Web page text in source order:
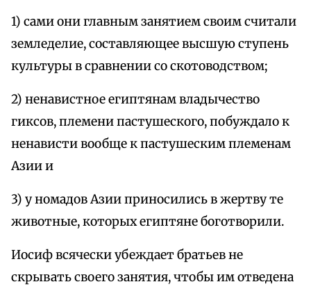
1) сами они главным занятием своим считали
земледелие, составляющее высшую ступень
культуры в сравнении со скотоводством;
2) ненавистное египтянам владычество
гиксов, племени пастушеского, побуждало к
ненависти вообще к пастушеским племенам
Азии и
3) у номадов Азии приносились в жертву те
животные, которых египтяне боготворили.
Иосиф всячески убеждает братьев не
скрывать своего занятия, чтобы им отведена